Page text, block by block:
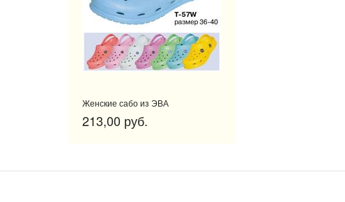
Женские сабо из ЭВА
213,00 руб.